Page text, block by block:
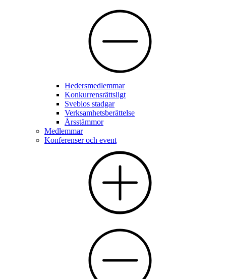
Hedersmedlemmar
Konkurrensrättsligt
Svebios stadgar
Verksamhetsberättelse
Årsstämmor
Medlemmar
Konferenser och event